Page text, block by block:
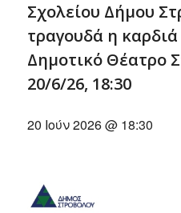
Σχολείου Δήμου
τραγουδά η
Δημοτικό Θέατρο
20/6/26, 18:30
20 Ιούν 2026 @ 18:30